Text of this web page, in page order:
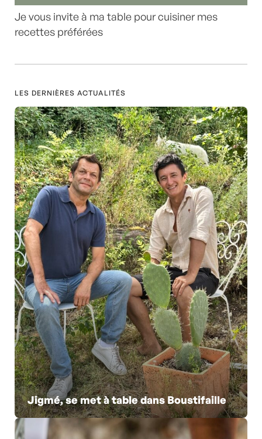
Je vous invite à ma table pour cuisiner mes
recettes préférées
LES DERNIÈRES ACTUALITÉS
Jigmé, se met à table dans Boustifaille